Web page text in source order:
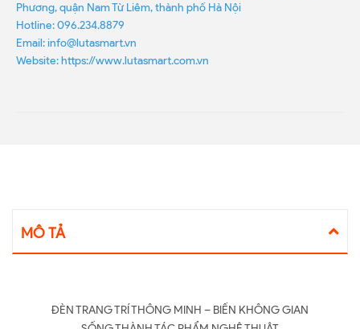
Phương, quận Nam Từ Liêm, thành phố Hà Nội
Hotline: 096.234.8879
Email: info@lutasmart.vn
Website: https://www.lutasmart.com.vn
MÔ TẢ
ĐÈN TRANG TRÍ THÔNG MINH – BIẾN KHÔNG GIAN